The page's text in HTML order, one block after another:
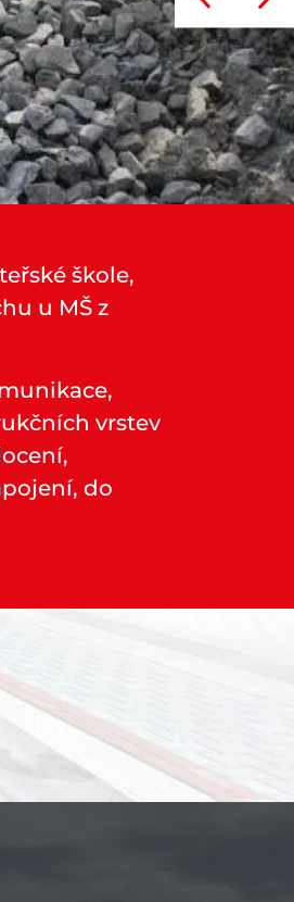
škole,
u MŠ z
vrstev
do